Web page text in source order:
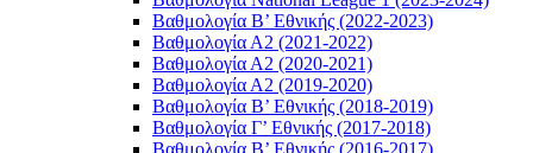
Βαθμολογία Β’ Εθνικής (2022-2023)
Βαθμολογία Α2 (2021-2022)
Βαθμολογία Α2 (2020-2021)
Βαθμολογία Α2 (2019-2020)
Βαθμολογία B’ Εθνικής (2018-2019)
Βαθμολογία Γ’ Εθνικής (2017-2018)
Βαθμολογία Β’ Εθνικής (2016-2017)